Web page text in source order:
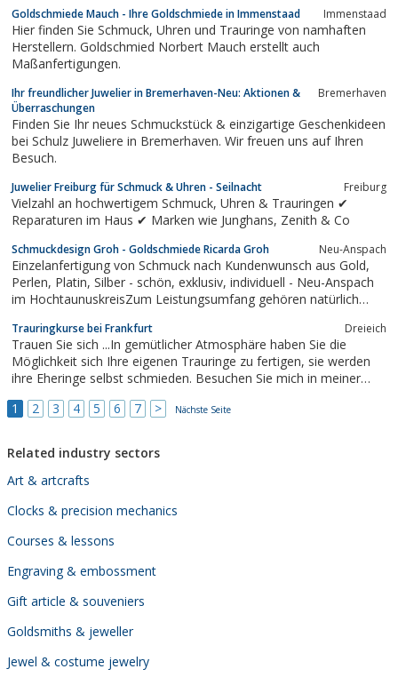
Handarbeit in der gewählten Ringgröße angefertigt.Auf Wunsch
des Kunden können die...
Goldschmiede Mauch - Ihre Goldschmiede in Immenstaad Immenstaad
Hier finden Sie Schmuck, Uhren und Trauringe von namhaften
Herstellern. Goldschmied Norbert Mauch erstellt auch
Maßanfertigungen.
Ihr freundlicher Juwelier in Bremerhaven-Neu: Aktionen &
Überraschungen
Bremerhaven
Finden Sie Ihr neues Schmuckstück & einzigartige Geschenkideen
bei Schulz Juweliere in Bremerhaven. Wir freuen uns auf Ihren
Besuch.
Juwelier Freiburg für Schmuck & Uhren - Seilnacht Freiburg
Vielzahl an hochwertigem Schmuck, Uhren & Trauringen ✔
Reparaturen im Haus ✔ Marken wie Junghans, Zenith & Co
Schmuckdesign Groh - Goldschmiede Ricarda Groh Neu-Anspach
Einzelanfertigung von Schmuck nach Kundenwunsch aus Gold,
Perlen, Platin, Silber - schön, exklusiv, individuell - Neu-Anspach
im HochtaunuskreisZum Leistungsumfang gehören natürlich
Schätzungen und Umarbeitungen.
Trauringkurse bei Frankfurt Dreieich
Trauen Sie sich ...In gemütlicher Atmosphäre haben Sie die
Möglichkeit sich Ihre eigenen Trauringe zu fertigen, sie werden
ihre Eheringe selbst schmieden. Besuchen Sie mich in meiner
das Aussehen Ihrer Eheringe. In einem Vorgespräch suchen Sie
1 2 3 4 5 6 7 > Nächste Seite
Related industry sectors
Art & artcrafts
Clocks & precision mechanics
Courses & lessons
Engraving & embossment
Gift article & souveniers
Goldsmiths & jeweller
Jewel & costume jewelry